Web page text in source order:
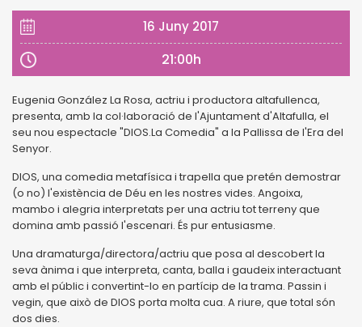
16 Juny 2017
21:00h
Eugenia González La Rosa, actriu i productora altafullenca,
presenta, amb la col·laboració de l'Ajuntament d'Altafulla, el
seu nou espectacle "DIOS.La Comedia" a la Pallissa de l'Era del
Senyor.
DIOS, una comedia metafísica i trapella que pretén demostrar
(o no) l'existència de Déu en les nostres vides. Angoixa,
mambo i alegria interpretats per una actriu tot terreny que
domina amb passió l'escenari. És pur entusiasme.
Una dramaturga/directora/actriu que posa al descobert la
seva ànima i que interpreta, canta, balla i gaudeix interactuant
amb el públic i convertint-lo en partícip de la trama. Passin i
vegin, que això de DIOS porta molta cua. A riure, que total són
dos dies.